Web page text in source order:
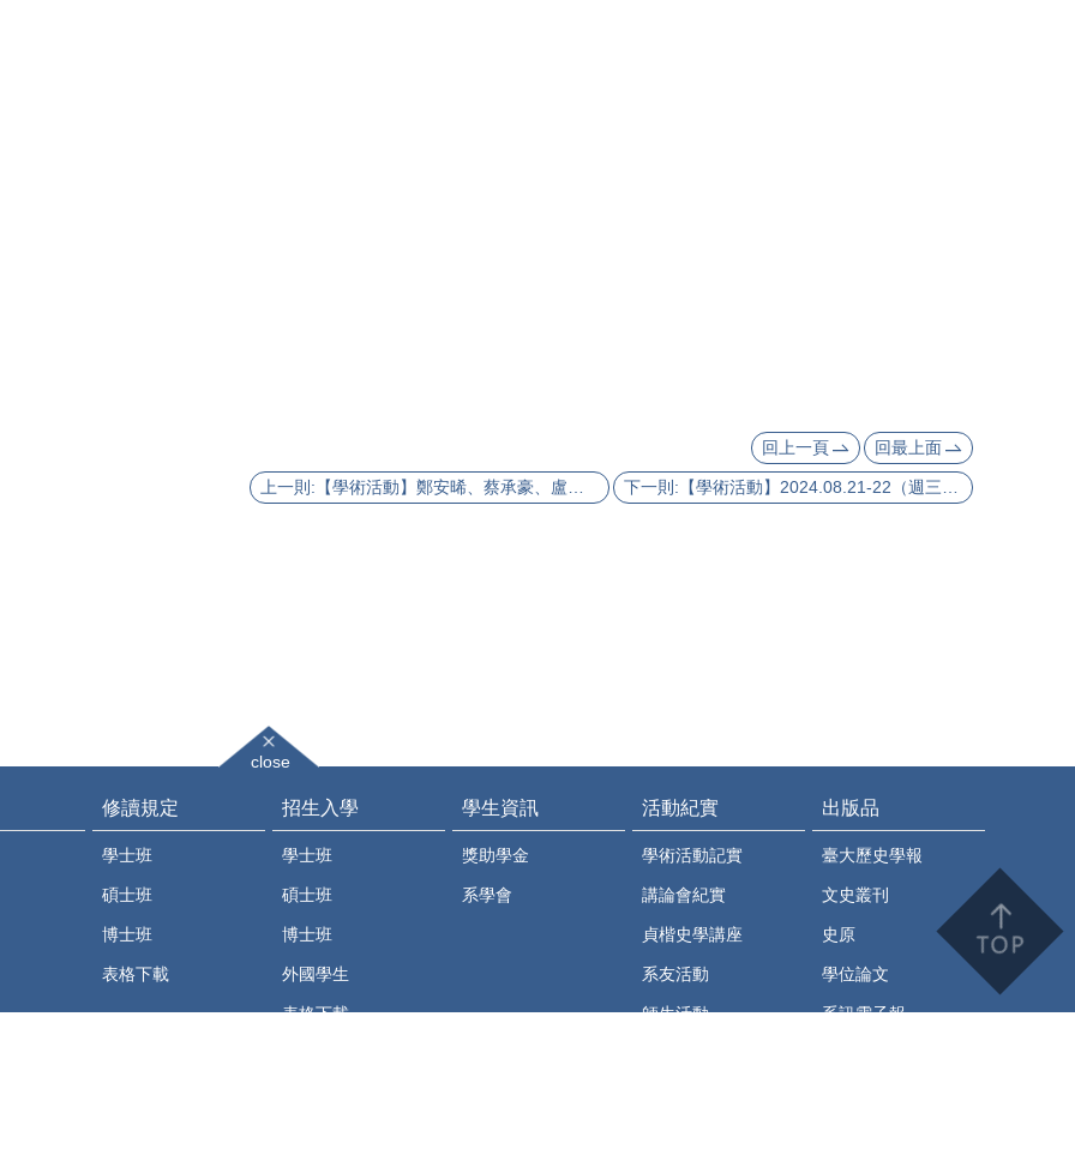
回上一頁 回最上面
上一則:【學術活動】鄭安晞、蔡承豪、盧啟明、顏杏如、蔡蕙頻、阮氏貞著，《家是動詞：臺灣族群遷徙故事》出版 下一則:【學術活動】2024.08.21-22（週三～四）「中國與歐亞史上的政教關係」學術研討會
close
修讀規定
學士班
碩士班
博士班
表格下載
招生入學
學士班
碩士班
博士班
外國學生
表格下載
學生資訊
獎助學金
系學會
活動紀實
學術活動記實
講論會紀實
貞楷史學講座
系友活動
師生活動
出版品
臺大歷史學報
文史叢刊
史原
學位論文
系訊電子報